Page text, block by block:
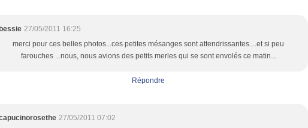
27/05/2011 16:25
merci pour ces belles photos...ces petites mésanges sont attendrissantes....et si peu
farouches ...nous, nous avions des petits merles qui se sont envolés ce matin...
Répondre
27/05/2011 07:02